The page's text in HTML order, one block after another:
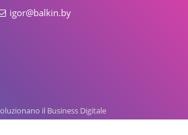
igor@balkin.by
il Business Digitale